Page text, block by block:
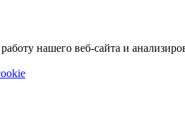
нашего веб-сайта и